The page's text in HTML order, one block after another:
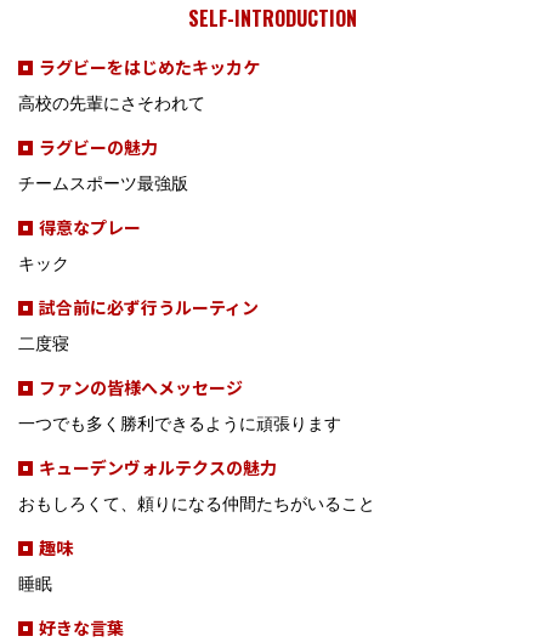
SELF-INTRODUCTION
ラグビーをはじめたキッカケ
高校の先輩にさそわれて
ラグビーの魅力
チームスポーツ最強版
得意なプレー
キック
試合前に必ず行うルーティン
二度寝
ファンの皆様へメッセージ
一つでも多く勝利できるように頑張ります
キューデンヴォルテクスの魅力
おもしろくて、頼りになる仲間たちがいること
趣味
睡眠
好きな言葉